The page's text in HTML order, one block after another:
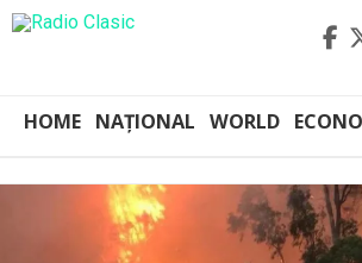
HOME NAȚIONAL WORLD